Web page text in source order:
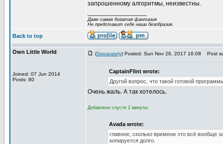
запрошенному алгоритмы, неизвестны.
Даже самая богатая фантазия
Не представит себе наши безобразия.
Back to top
Own Little World
Joined: 07 Jun 2014
Posts: 80
(Separately) Posted: Sun Nov 26, 2017 16:08 Post
CaptainFlint wrote:
Другой вопрос, что такой готовой
Очень жаль. А так хотелось.
Добавлено спустя 2 минуты:
Avada wrote:
главное, сколько времени это всё вообще
копируется долго.